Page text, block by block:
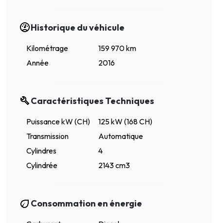
Historique du véhicule
Kilométrage
159 970 km
Année
2016
Caractéristiques Techniques
Puissance kW (CH)
125 kW (168 CH)
Transmission
Automatique
Cylindres
4
Cylindrée
2143 cm3
Consommation en énergie